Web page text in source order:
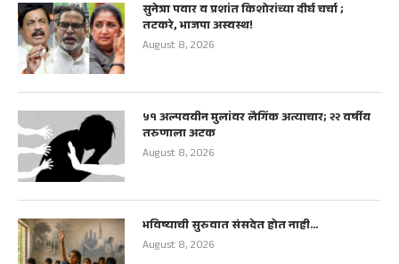
सुनेत्रा पवार व प्रशांत किशोरांच्या दीर्घ चर्चा ;
तटकरे, भाजपा अस्वस्थ!
August 8, 2026
५१ अल्पवयीन मुलांवर लैगिंक अत्याचार; २२ वर्षीय
तरुणाला अटक
August 8, 2026
भविष्याची सुरुवात संसदेत होत नाही…
August 8, 2026